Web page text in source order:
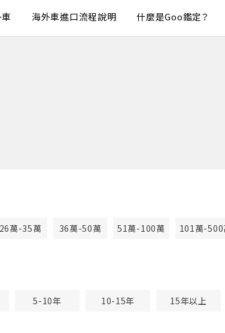
海外車進口流程說明 什麼是Goo鑑定？
26萬-35萬 36萬-50萬 51萬-100萬 101萬-500
5-10年 10-15年
15年以上